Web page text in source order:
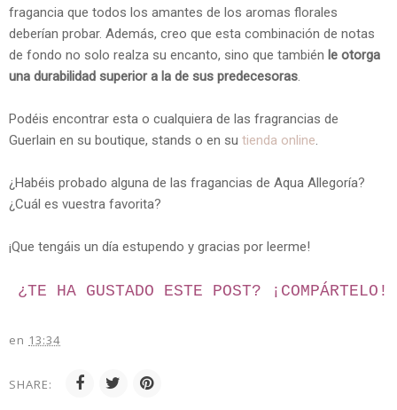
fragancia que todos los amantes de los aromas florales
deberían probar. Además, creo que esta combinación de notas
de fondo no solo realza su encanto, sino que también le otorga
una durabilidad superior a la de sus predecesoras.
Podéis encontrar esta o cualquiera de las fragrancias de
Guerlain en su boutique, stands o en su tienda online.
¿Habéis probado alguna de las fragancias de Aqua Allegoría?
¿Cuál es vuestra favorita?
¡Que tengáis un día estupendo y gracias por leerme!
¿TE HA GUSTADO ESTE POST? ¡ COMPÁRTELO!
en 13:34
SHARE: